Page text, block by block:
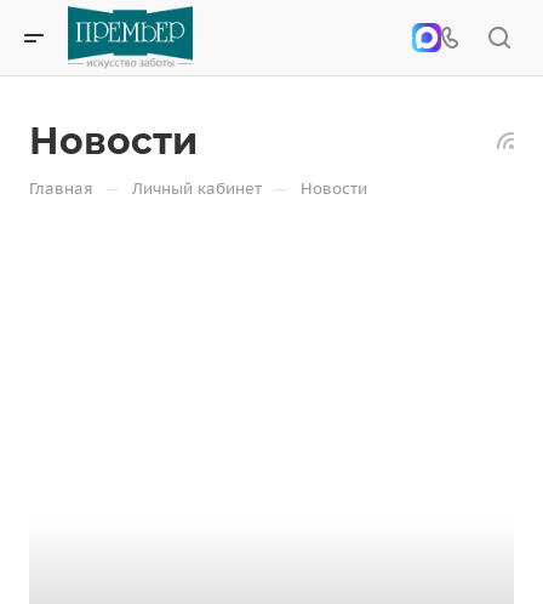
Новости
Главная — Личный кабинет — Новости